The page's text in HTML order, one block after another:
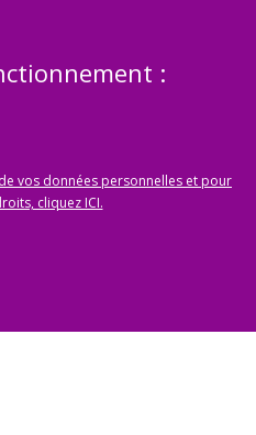
:
vos données personnelles et pour
cliquez ICI.